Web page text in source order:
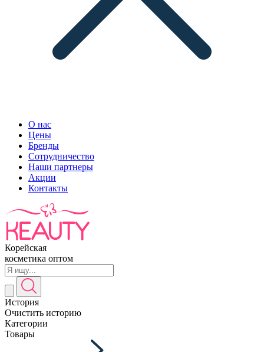
О нас
Цены
Бренды
Сотрудничество
Наши партнеры
Акции
Контакты
Корейская
косметика оптом
История
Очистить историю
Категории
Товары